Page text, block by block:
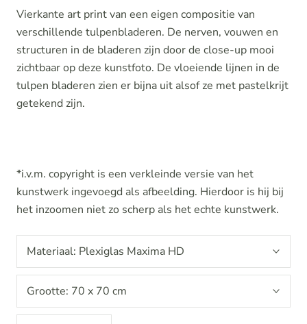
Vierkante art print van een eigen compositie van
verschillende tulpenbladeren. De nerven, vouwen en
structuren in de bladeren zijn door de close-up mooi
zichtbaar op deze kunstfoto. De vloeiende lijnen in de
tulpen bladeren zien er bijna uit alsof ze met pastelkrijt
getekend zijn.
*i.v.m. copyright is een verkleinde versie van het
kunstwerk ingevoegd als afbeelding. Hierdoor is hij bij
het inzoomen niet zo scherp als het echte kunstwerk.
Materiaal: Plexiglas Maxima HD
Grootte: 70 x 70 cm